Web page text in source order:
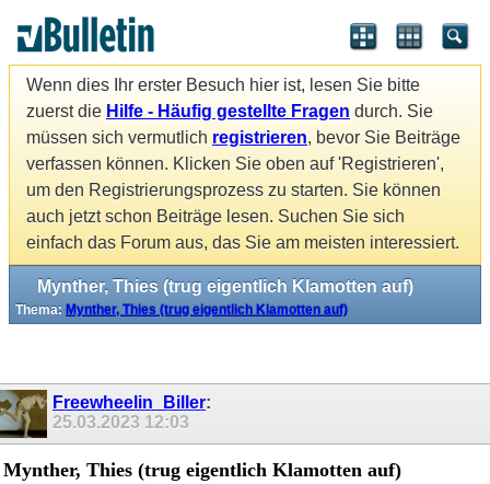
Wenn dies Ihr erster Besuch hier ist, lesen Sie bitte
zuerst die Hilfe - Häufig gestellte Fragen durch. Sie
müssen sich vermutlich registrieren, bevor Sie Beiträge
verfassen können. Klicken Sie oben auf 'Registrieren',
um den Registrierungsprozess zu starten. Sie können
auch jetzt schon Beiträge lesen. Suchen Sie sich
einfach das Forum aus, das Sie am meisten interessiert.
Mynther, Thies (trug eigentlich Klamotten auf)
Thema: Mynther, Thies (trug eigentlich Klamotten auf)
Freewheelin_Biller:
25.03.2023 12:03
Mynther, Thies (trug eigentlich Klamotten auf)